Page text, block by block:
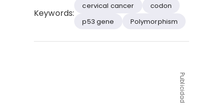
Keywords:
cervical cancer
codon
p53 gene
Polymorphism
Publicidad